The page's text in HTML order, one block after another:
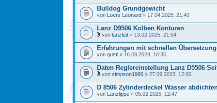
Bulldog Grundgewicht
von Loers Leonard » 17.04.2025, 21:40
Lanz D9506 Kolben Konturen
von lanzfiat » 13.02.2025, 21:54
Erfahrungen mit schnellen
von gustl » 16.09.2024, 16:35
Daten Reglereinstellung Lanz D5506
von simpson1986 » 27.09.2023, 12:00
D 8506 Zylinderdeckel Wasser
von Lanzlippe » 05.02.2025, 12:47